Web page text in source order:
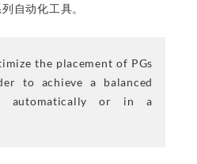
自动化工具。
the placement of PGs
to achieve a balanced
automatically or in a